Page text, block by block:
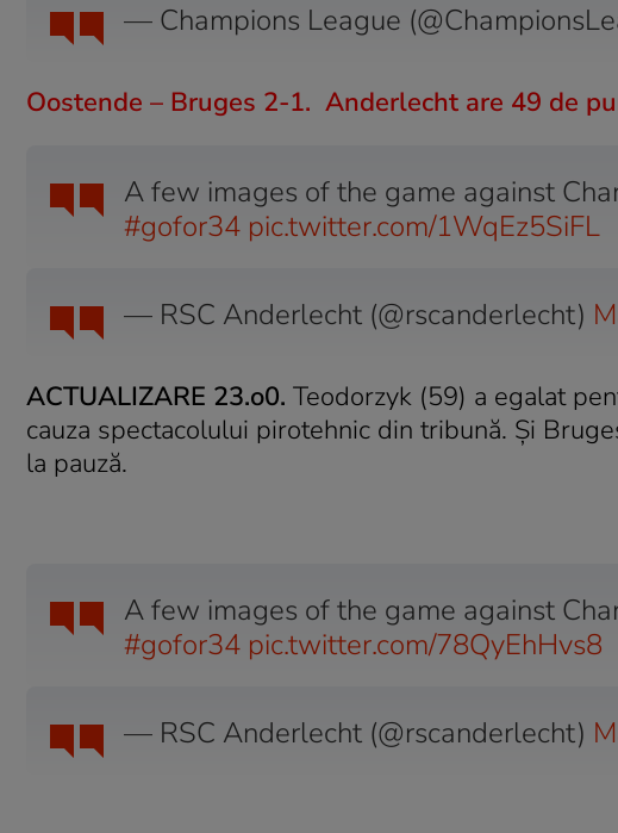
— Champions League
Oostende – Bruges 2-1. Anderlecht are 49 de
A few images of the game against
#gofor34 pic.twitter.com/1WqEz5SiFL
— RSC Anderlecht (@rscanderlecht)
ACTUALIZARE 23.o0. Teodorzyk (59) a egalat
cauza spectacolului pirotehnic din tribună. Și
la pauză.
A few images of the game against
#gofor34 pic.twitter.com/78QyEhHvs8
— RSC Anderlecht (@rscanderlecht)